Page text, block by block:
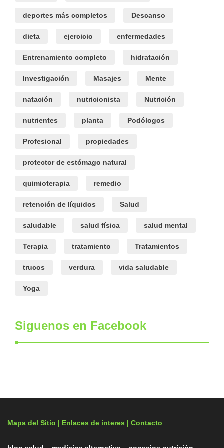
deportes más completos Descanso
dieta ejercicio enfermedades
Entrenamiento completo hidratación
Investigación Masajes Mente
natación nutricionista Nutrición
nutrientes planta Podólogos
Profesional propiedades
protector de estómago natural
quimioterapia remedio
retención de líquidos Salud
saludable salud física salud mental
Terapia tratamiento Tratamientos
trucos verdura vida saludable
Yoga
Siguenos en Facebook
Mapa del Sitio | Enlaces de interes | Contacto